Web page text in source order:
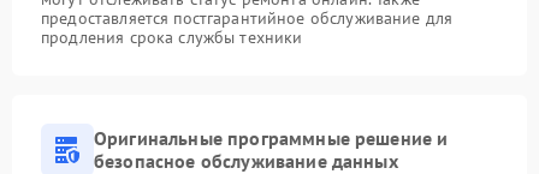
предоставляется постгарантийное обслуживание для
продления срока службы техники
Оригинальные программные решение и
безопасное обслуживание данных